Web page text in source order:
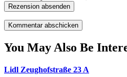
Rezension absenden
You May Also Be
Lidl Zeughofstraße 23 A